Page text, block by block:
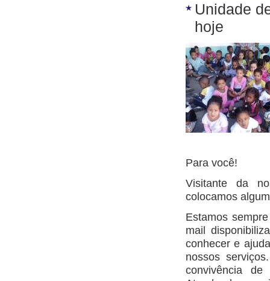
Unidade
hoje
Para você!
Visitante da
colocamos
Estamos
mail
conhecer e
nossos
convivência